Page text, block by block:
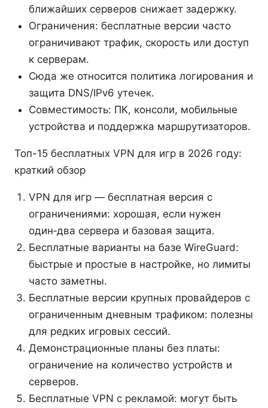
ближайших серверов снижает задержку.
Ограничения: бесплатные версии часто
ограничивают трафик, скорость или доступ
к серверам.
Сюда же относится политика логирования и
защита DNS/IPv6 утечек.
Совместимость: ПК, консоли, мобильные
устройства и поддержка маршрутизаторов.
Топ-15 бесплатных VPN для игр в 2026 году:
краткий обзор
VPN для игр — бесплатная версия с
ограничениями: хорошая, если нужен
один‑два сервера и базовая защита.
Бесплатные варианты на базе WireGuard:
быстрые и простые в настройке, но лимиты
часто заметны.
Бесплатные версии крупных провайдеров с
ограниченным дневным трафиком: полезны
для редких игровых сессий.
Демонстрационные планы без платы:
ограничение на количество устройств и
серверов.
Бесплатные VPN с рекламой: могут быть